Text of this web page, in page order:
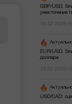
GBP/USD.
ужесточение
19:42 2026-
EUR/USD.
доллара
19:22 2026-
USD/CAD: